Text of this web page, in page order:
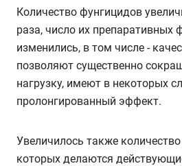
Количество фунгицидов
раза, число их препаративных
изменились, в том числе -
позволяют существенно
нагрузку, имеют в некоторых
пролонгированный эффект.
Увеличилось также
которых делаются